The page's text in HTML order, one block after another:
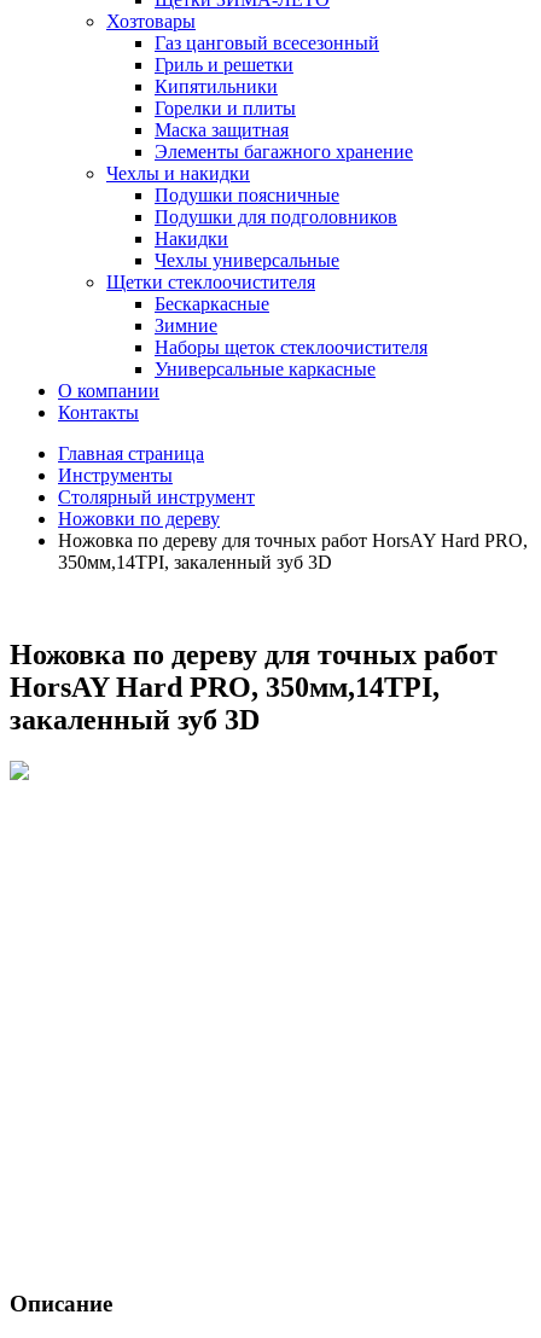
Хозтовары
Газ цанговый всесезонный
Гриль и решетки
Кипятильники
Горелки и плиты
Маска защитная
Элементы багажного хранение
Чехлы и накидки
Подушки поясничные
Подушки для подголовников
Накидки
Чехлы универсальные
Щетки стеклоочистителя
Бескаркасные
Зимние
Наборы щеток стеклоочистителя
Универсальные каркасные
О компании
Контакты
Главная страница
Инструменты
Столярный инструмент
Ножовки по дереву
Ножовка по дереву для точных работ HorsAY Hard PRO,
350мм,14TPI, закаленный зуб 3D
Ножовка по дереву для точных работ
HorsAY Hard PRO, 350мм,14TPI,
закаленный зуб 3D
Описание